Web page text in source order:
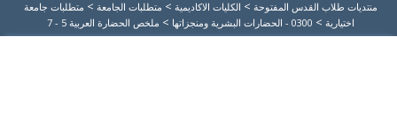
منتديات طلاب القدس المفتوحة > الكليات الاكاديمية > متطلبات الجامعة > متطلبات جامعة
اختيارية > 0300 - الحضارات البشریة ومنجزاتها > ملخص الحضارة العربية 5 - 7